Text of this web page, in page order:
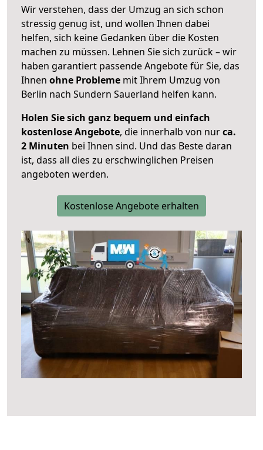
Wir verstehen, dass der Umzug an sich schon
stressig genug ist, und wollen Ihnen dabei
helfen, sich keine Gedanken über die Kosten
machen zu müssen. Lehnen Sie sich zurück – wir
haben garantiert passende Angebote für Sie, das
Ihnen ohne Probleme mit Ihrem Umzug von
Berlin nach Sundern Sauerland helfen kann.
Holen Sie sich ganz bequem und einfach
kostenlose Angebote, die innerhalb von nurca.
2 Minuten bei Ihnen sind. Und das Beste daran
ist, dass all dies zu erschwinglichen Preisen
angeboten werden.
Kostenlose Angebote erhalten